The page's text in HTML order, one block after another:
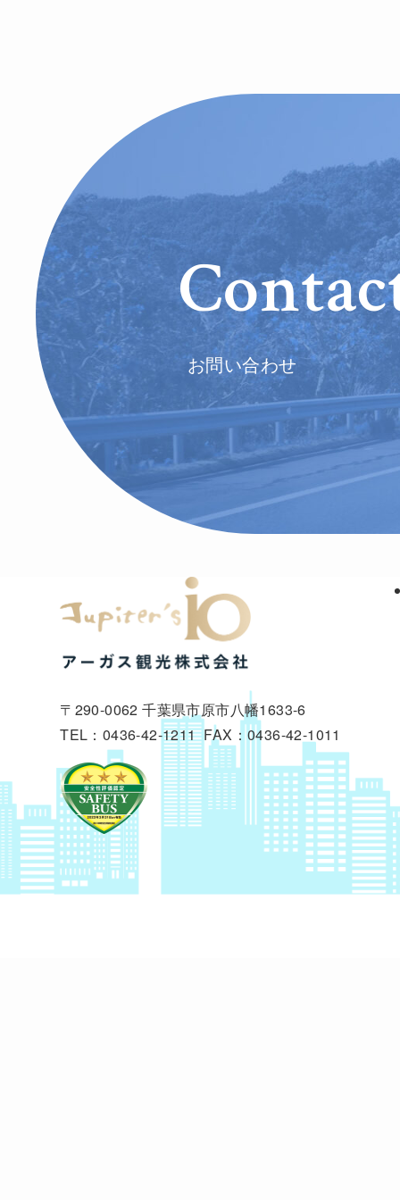
お問い合わせ
〒290-0062 千葉県市原市八幡1633-6
TEL：0436-42-1211 FAX：0436-42-1011